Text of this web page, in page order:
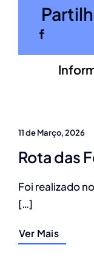
11 de Março, 2026
Rota das
Foi realizado
[…]
Ver Mais